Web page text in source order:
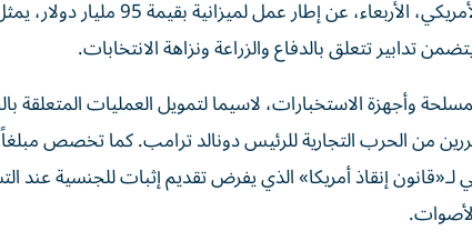
كشف الجمهوريون في مجلس النواب الأمريكي،
تدابير تتعلق بالدفاع والزراعة ونزاهة الانتخابات.
لـ«قانون إنقاذ أمريكا» الذي يفرض تقديم إثبات للجنسية عند